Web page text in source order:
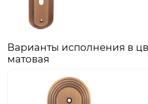
Варианты исполнения в
матовая